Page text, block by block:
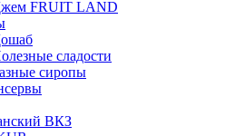
FRUIT LAND
сладости
сиропы
ВКЗ